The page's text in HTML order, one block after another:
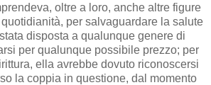
oltre a loro, anche altre figure
per salvaguardare la salute
disposta a qualunque genere di
per qualunque possibile prezzo; per
ella avrebbe dovuto riconoscersi
la coppia in questione, dal momento